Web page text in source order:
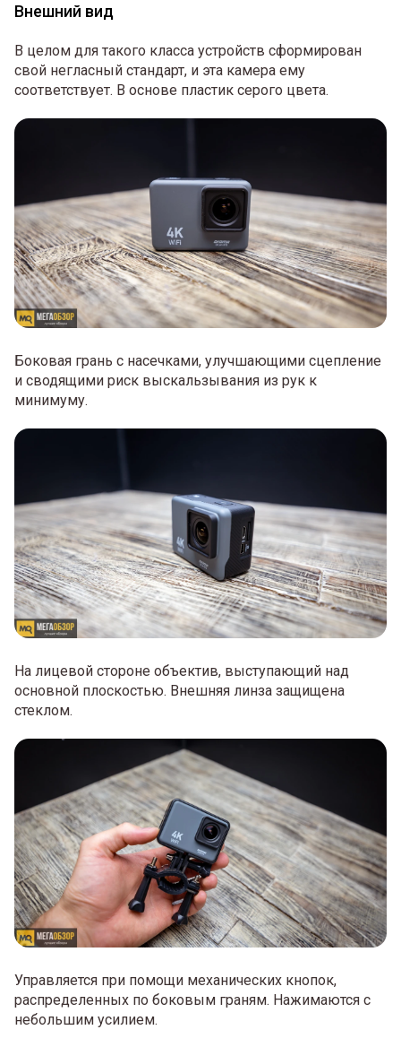
Внешний вид
В целом для такого класса устройств сформирован
свой негласный стандарт, и эта камера ему
соответствует. В основе пластик серого цвета.
Боковая грань с насечками, улучшающими сцепление
и сводящими риск выскальзывания из рук к
минимуму.
На лицевой стороне объектив, выступающий над
основной плоскостью. Внешняя линза защищена
стеклом.
Управляется при помощи механических кнопок,
распределенных по боковым граням. Нажимаются с
небольшим усилием.